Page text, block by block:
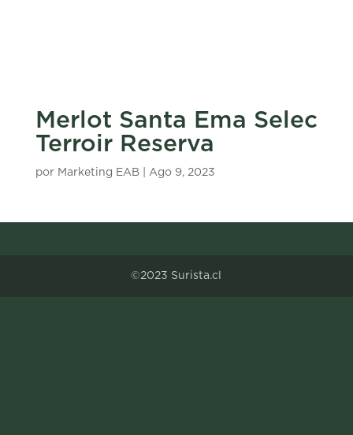
Merlot Santa Ema Selec
Terroir Reserva
por Marketing EAB| Ago 9, 2023
©2023 Surista.cl